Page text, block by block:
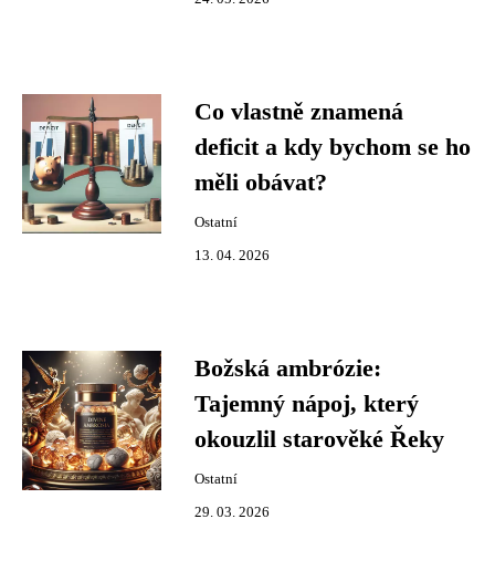
Co vlastně znamená
deficit a kdy bychom se ho
měli obávat?
Ostatní
13. 04. 2026
Božská ambrózie:
Tajemný nápoj, který
okouzlil starověké Řeky
Ostatní
29. 03. 2026